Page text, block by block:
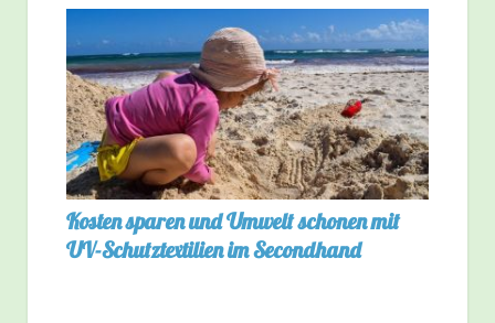
Kosten sparen und Umwelt schonen mit
UV-Schutztextilien im Secondhand